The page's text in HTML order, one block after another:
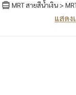
MRT สายสีน้ำเงิน >
แสดง